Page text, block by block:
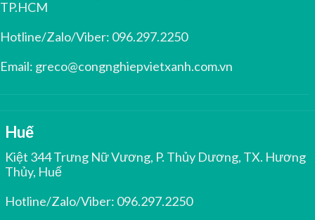
TP.HCM
Hotline/Zalo/Viber: 096.297.2250
Email: greco@congnghiepvietxanh.com.vn
Huế
Kiệt 344 Trưng Nữ Vương, P. Thủy Dương, TX. Hương
Thủy, Huế
Hotline/Zalo/Viber: 096.297.2250